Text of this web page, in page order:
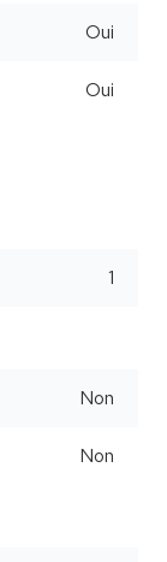
Oui
Oui
1
Non
Non